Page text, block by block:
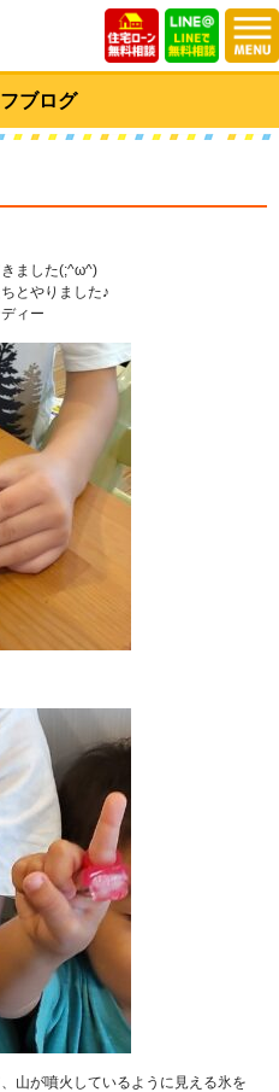
ブログ
ました(;^ω^)
とやりました♪
ィー
山が噴火しているように見える氷を